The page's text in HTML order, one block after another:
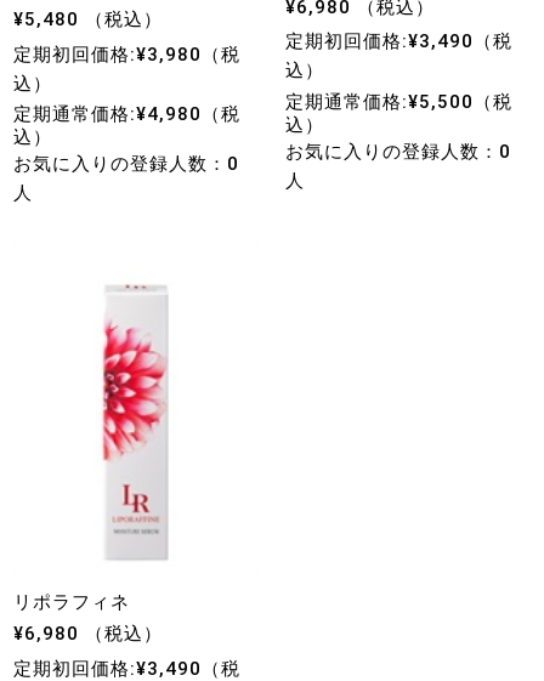
¥5,480 （税込）
定期初回価格:¥3,980（税
込）
定期通常価格:¥4,980（税
込）
お気に入りの登録人数：0
人
¥6,980 （税込）
定期初回価格:¥3,490（税
込）
定期通常価格:¥5,500（税
込）
お気に入りの登録人数：0
人
リポラフィネ
¥6,980 （税込）
定期初回価格:¥3,490（税